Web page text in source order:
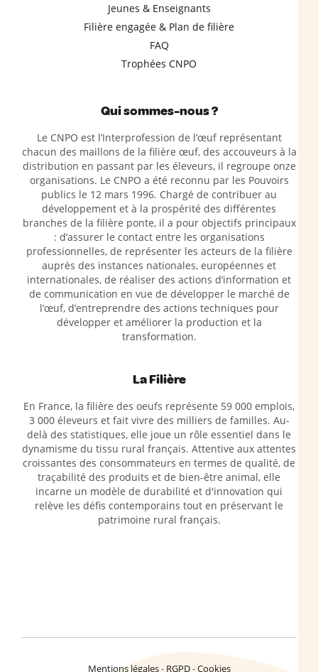
Jeunes & Enseignants
Filière engagée & Plan de filière
FAQ
Trophées CNPO
Qui sommes-nous ?
Le CNPO est l’Interprofession de l’œuf représentant
chacun des maillons de la filière œuf, des accouveurs à la
distribution en passant par les éleveurs, il regroupe onze
organisations. Le CNPO a été reconnu par les Pouvoirs
publics le 12 mars 1996. Chargé de contribuer au
développement et à la prospérité des différentes
branches de la filière ponte, il a pour objectifs principaux
: d’assurer le contact entre les organisations
professionnelles, de représenter les acteurs de la filière
auprès des instances nationales, européennes et
internationales, de réaliser des actions d’information et
de communication en vue de développer le marché de
l’œuf, d’entreprendre des actions techniques pour
développer et améliorer la production et la
transformation.
La Filière
En France, la filière des oeufs représente 59 000 emplois,
3 000 éleveurs et fait vivre des milliers de familles. Au-
delà des statistiques, elle joue un rôle essentiel dans le
dynamisme du tissu rural français. Attentive aux attentes
croissantes des consommateurs en termes de qualité, de
traçabilité des produits et de bien-être animal, elle
incarne un modèle de durabilité et d'innovation qui
relève les défis contemporains tout en préservant le
patrimoine rural français.
Mentions légales RGPD Cookies